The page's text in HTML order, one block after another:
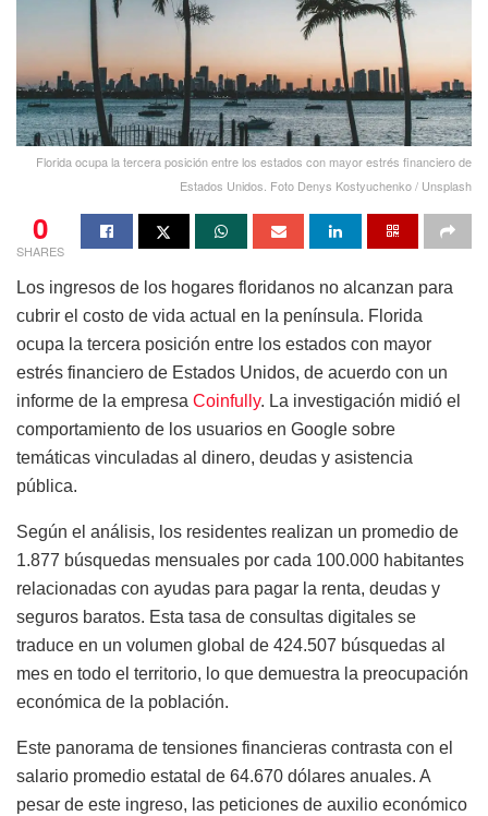
Florida ocupa la tercera posición entre los estados con mayor estrés financiero de
Estados Unidos. Foto Denys Kostyuchenko / Unsplash
0
SHARES
Los ingresos de los hogares floridanos no alcanzan para
cubrir el costo de vida actual en la península. Florida
ocupa la tercera posición entre los estados con mayor
estrés financiero de Estados Unidos, de acuerdo con un
informe de la empresa Coinfully. La investigación midió el
comportamiento de los usuarios en Google sobre
temáticas vinculadas al dinero, deudas y asistencia
pública.
Según el análisis, los residentes realizan un promedio de
1.877 búsquedas mensuales por cada 100.000 habitantes
relacionadas con ayudas para pagar la renta, deudas y
seguros baratos. Esta tasa de consultas digitales se
traduce en un volumen global de 424.507 búsquedas al
mes en todo el territorio, lo que demuestra la preocupación
económica de la población.
Este panorama de tensiones financieras contrasta con el
salario promedio estatal de 64.670 dólares anuales. A
pesar de este ingreso, las peticiones de auxilio económico